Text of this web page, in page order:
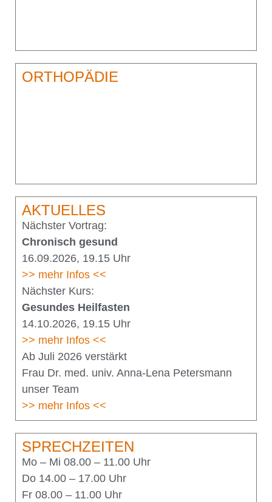
ORTHOPÄDIE
AKTUELLES
Nächster Vortrag:
Chronisch gesund
16.09.2026, 19.15 Uhr
>> mehr Infos <<
Nächster Kurs:
Gesundes Heilfasten
14.10.2026, 19.15 Uhr
>> mehr Infos <<
Ab Juli 2026 verstärkt
Frau Dr. med. univ. Anna-Lena Petersmann
unser Team
>> mehr Infos <<
SPRECHZEITEN
Mo – Mi 08.00 – 11.00 Uhr
Do 14.00 – 17.00 Uhr
Fr 08.00 – 11.00 Uhr